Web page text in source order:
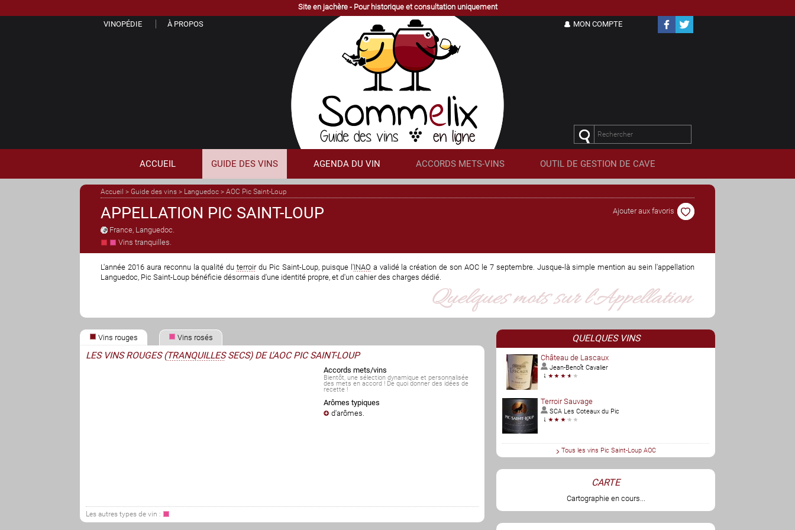
Accueil > Guide des vins > Languedoc > AOC Pic Saint-Loup
Ajouter aux favoris
APPELLATION PIC SAINT-LOUP
France, Languedoc.
Vins tranquilles.
L'année 2016 aura reconnu la qualité duterroirdu Pic Saint-Loup, puisque l'INAO a validé la création de son AOC le 7 septembre. Jusque-là simple mention au sein l'appellation
Languedoc, Pic Saint-Loup bénéficie désormais d'une identité propre, et d'un cahier des charges dédié.
Vins rouges Vins rosés
LES VINS ROUGES (TRANQUILLESSECS) DE L'AOC PIC SAINT-LOUP
Accords mets/vins
Bientôt, une sélection dynamique et personnalisée
des mets en accord ! De quoi donner des idées de
recette !
Arômes typiques
d'arômes.
Les autres types de vin :
QUELQUES VINS
Château de Lascaux
Jean-Benoît Cavalier
Terroir Sauvage
SCA Les Coteaux du Pic
Tous les vins Pic Saint-Loup AOC
CARTE
Cartographie en cours...
VINOPÉDIE À PROPOS MON COMPTE
ACCUEIL GUIDE DES VINS AGENDA DU VIN ACCORDS METS-VINS OUTIL DE GESTION DE CAVE
Site en jachère - Pour historique et consultation uniquement